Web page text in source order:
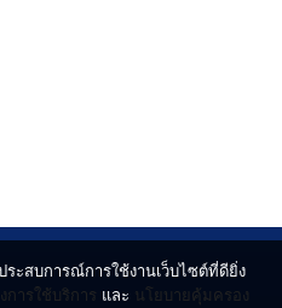
ะสบการณ์การใช้งานเว็บไซต์ที่ดียิ่ง
การใช้บริการ และ นโยบายคุ้มครอง